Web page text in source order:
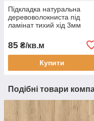
Підкладка натуральна
деревоволокниста під
ламінат тихий хід 3мм
85 ₴/кв.м
Купити
Подібні товари